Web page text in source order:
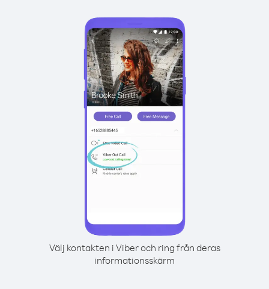
Välj kontakten i Viber och ring från deras
informationsskärm